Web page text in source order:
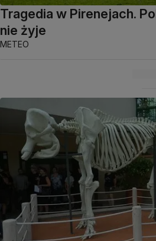
Tragedia w Pirenejach.
nie żyje
METEO